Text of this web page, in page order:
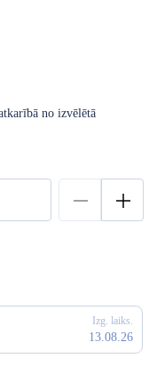
no izvēlētā
Izg. laiks.
13.08.26